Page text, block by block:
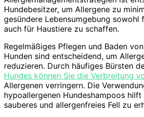
Hundebesitzer, um Allergene zu
gesündere Lebensumgebung sowohl
auch für Haustiere zu schaffen.
Regelmäßiges Pflegen und Baden
Hunden sind entscheidend, um
reduzieren. Durch häufiges Bürsten
Hundes können Sie die Verbreitung
Allergenen verringern. Die
hypoallergenen Hundeshampoos hilft
sauberes und allergenfreies Fell zu